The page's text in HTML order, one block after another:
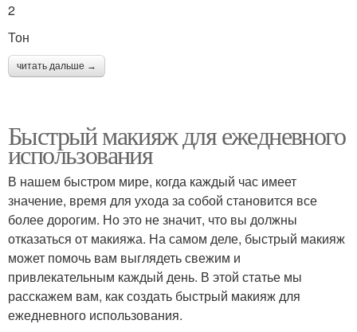
2
Тон
читать дальше →
Быстрый макияж для ежедневного
использования
В нашем быстром мире, когда каждый час имеет
значение, время для ухода за собой становится все
более дорогим. Но это не значит, что вы должны
отказаться от макияжа. На самом деле, быстрый макияж
может помочь вам выглядеть свежим и
привлекательным каждый день. В этой статье мы
расскажем вам, как создать быстрый макияж для
ежедневного использования.